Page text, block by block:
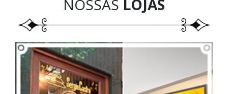
NOSSAS LOJAS